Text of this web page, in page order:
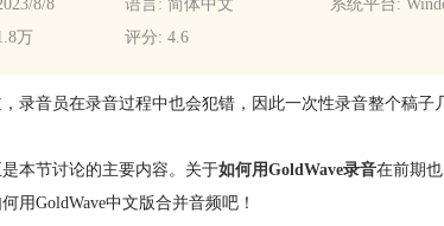
8/8 语言: 简体中文
系统平台:
万
评分: 4.6
录音员在录音过程中也会犯错，因此一次性录音整个稿
本节讨论的主要内容。关于如何用GoldWave录音在前期
用GoldWave中文版合并音频吧！